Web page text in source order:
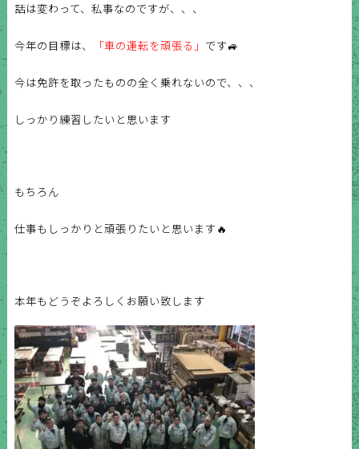
話は変わって、私事なのですが、、、
今年の目標は、 「車の運転を頑張る」 です🚙
今は免許を取ったものの全く乗れないので、、、
しっかり練習したいと思います
もちろん
仕事もしっかりと頑張りたいと思います🔥
本年もどうぞよろしくお願い致します